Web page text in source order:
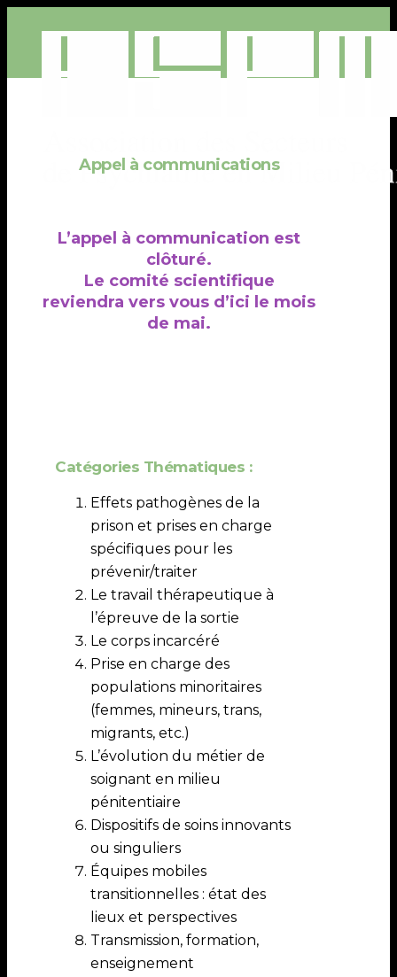
Appel à communications
L’appel à communication est
clôturé.
Le comité scientifique
reviendra vers vous d’ici le mois
de mai.
Catégories Thématiques :
Effets pathogènes de la
prison et prises en charge
spécifiques pour les
prévenir/traiter
Le travail thérapeutique à
l’épreuve de la sortie
Le corps incarcéré
Prise en charge des
populations minoritaires
(femmes, mineurs, trans,
migrants, etc.)
L’évolution du métier de
soignant en milieu
pénitentiaire
Dispositifs de soins innovants
ou singuliers
Équipes mobiles
transitionnelles : état des
lieux et perspectives
Transmission, formation,
enseignement